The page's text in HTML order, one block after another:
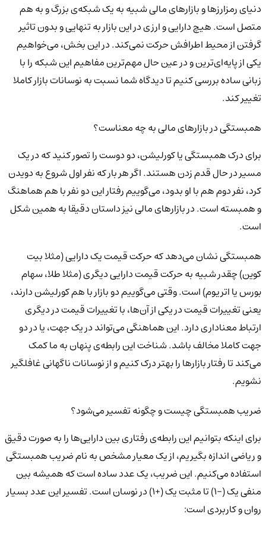
دنیای رمزارزها و بازارهای مالی شبیه به یک شبکه‌ی بزرگ و به هم
متصل است. هیچ دارایی و ارزی در این بازار به تنهایی و بدون تاثیر
گرفتن از محیط اطرافش حرکت نمی‌کند. در این بخش، می‌خواهیم
یکی از پایه‌ای‌ترین و در عین حال مهم‌ترین مفاهیم این شبکه را با
زبانی ساده بررسی کنیم تا دیدگاه شما نسبت به نوسانات بازار کاملا
تغییر کند.
همبستگی در بازارهای مالی به چه معناست؟
برای درک همبستگی یا کورلیشن، دو دوست را تصور کنید که در یک
مسیر در حال قدم زدن هستند. اگر هر بار که نفر اول شروع به دویدن
کرد، نفر دوم هم با او بدود، می‌گوییم رفتار این دو نفر با هم هماهنگ
و همبسته است. در بازارهای مالی نیز داستان دقیقا به همین شکل
است.
همبستگی نشان می‌دهد که حرکت قیمت یک دارایی (مثلا بیت
کوین) چقدر شبیه به حرکت قیمت دارایی دیگری (مثلا طلا، سهام
بورس یا اتریوم) است. وقتی می‌گوییم دو بازار با هم کورلیشن دارند،
یعنی تغییرات قیمت در یکی از آن‌ها، با تغییرات قیمت در دیگری
ارتباط معناداری دارد. این هماهنگی می‌تواند در یک جهت، یا در دو
جهت کاملا مخالف باشد. شناخت این رابطه‌ی پنهان به ما کمک
می‌کند تا رفتار بازارها را بهتر درک کنیم و از نوسانات ناگهانی غافلگیر
نشویم.
ضریب همبستگی چیست و چگونه تفسیر می‌شود؟
برای اینکه بتوانیم این رابطه‌ی رفتاری بین دارایی‌ها را به صورت دقیق
و ریاضی اندازه بگیریم، از یک معیار مشخص به نام ضریب همبستگی
استفاده می‌کنیم. این ضریب، یک عدد ساده است که همیشه بین
منفی یک (-1) تا مثبت یک (+1) در نوسان است. تفسیر این عدد بسیار
روان و کاربردی است: